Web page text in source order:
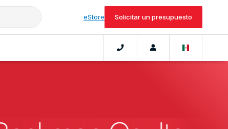
eStore Solicitar un presupuesto